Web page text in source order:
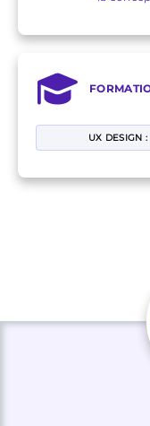
UX DESIGN